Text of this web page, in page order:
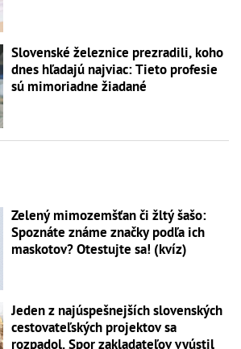
Slovenské železnice prezradili, koho
dnes hľadajú najviac: Tieto profesie
sú mimoriadne žiadané
Zelený mimozemšťan či žltý šašo:
Spoznáte známe značky podľa ich
maskotov? Otestujte sa! (kvíz)
Jeden z najúspešnejších slovenských
cestovateľských projektov sa
rozpadol. Spor zakladateľov vyústil